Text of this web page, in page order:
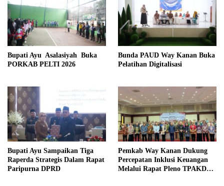
Bupati Ayu Asalasiyah Buka
PORKAB PELTI 2026
Bunda PAUD Way Kanan Buka
Pelatihan Digitalisasi
Bupati Ayu Sampaikan Tiga
Raperda Strategis Dalam Rapat
Paripurna DPRD
Pemkab Way Kanan Dukung
Percepatan Inklusi Keuangan
Melalui Rapat Pleno TPAKD